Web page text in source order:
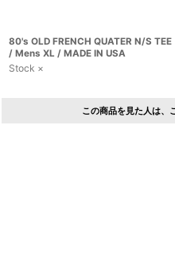
80's OLD FRENCH QUATER N/S TEE
/ Mens XL / MADE IN USA
Stock ×
この商品を見た人は、